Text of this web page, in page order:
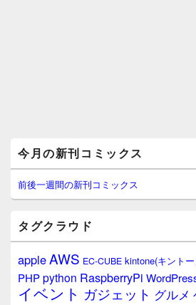
イ
ン
サ
イ
ウ
ィ
ジ
ェ
今月の新刊コミックス
前後一週間の新刊コミックス
タグクラウド
appleAWS EC-CUBE kintone(キント
PHPpython RaspberryPi
イベント ガジェット グルメ